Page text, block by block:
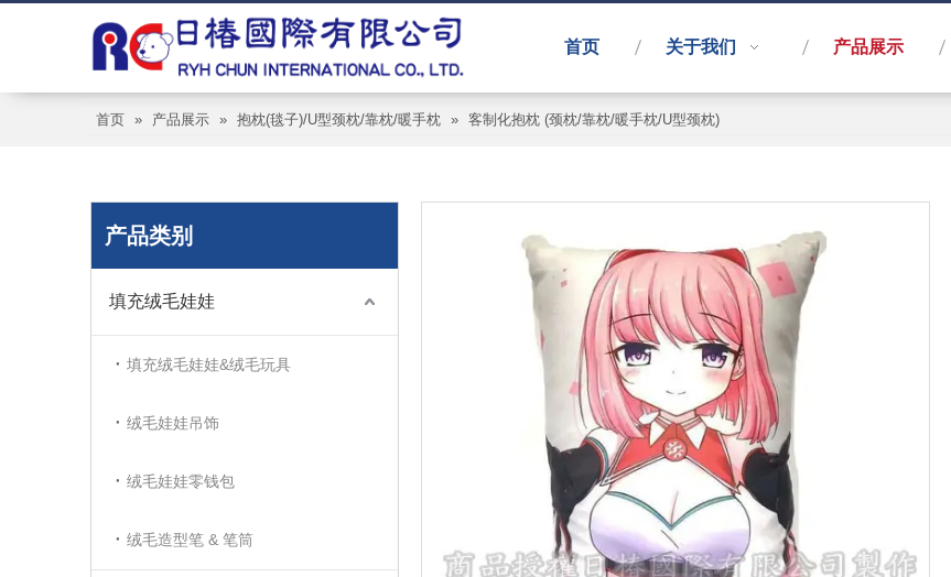
首页 关于我们 产品展示
首页 » 产品展示 » 抱枕(毯子)/U型颈枕/靠枕/暖手枕 » 客制化抱枕 (颈枕/靠枕/暖手枕/U型颈枕)
产品类别
填充绒毛娃娃
填充绒毛娃娃&绒毛玩具
绒毛娃娃吊饰
绒毛娃娃零钱包
绒毛造型笔 & 笔筒